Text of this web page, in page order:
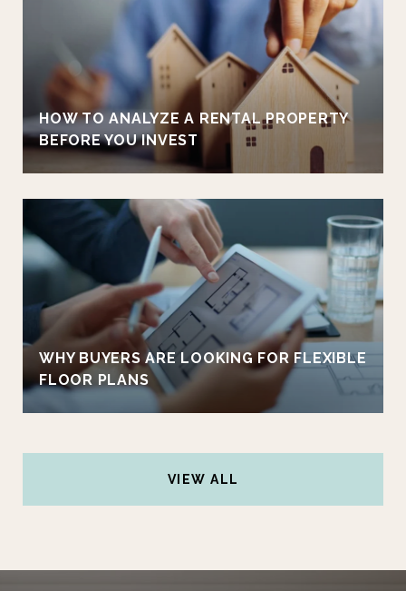
HOW TO ANALYZE A RENTAL PROPERTY
BEFORE YOU INVEST
WHY BUYERS ARE LOOKING FOR FLEXIBLE
FLOOR PLANS
VIEW ALL